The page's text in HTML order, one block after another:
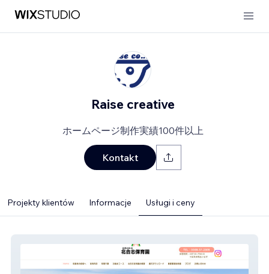
Raise creative
ホームページ制作実績100件以上
Kontakt
Projekty klientów Informacje Usługi i ceny